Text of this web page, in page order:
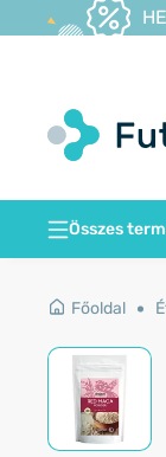
Összes
Főoldal